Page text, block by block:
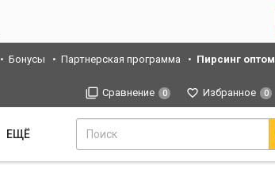
Бонусы Партнерская программа Пирсинг оптом
Сравнение 0 Избранное 0
ЕЩЁ